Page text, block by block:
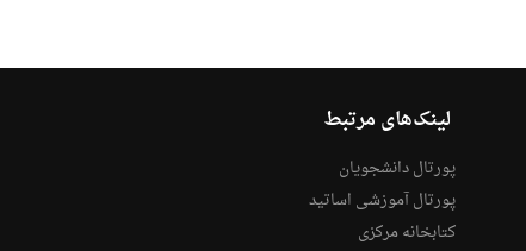
لینک‌های مرتبط
پورتال دانشجویان
پورتال آموزشی اساتید
کتابخانه مرکزی